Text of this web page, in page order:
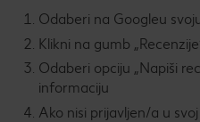
Odaberi na Googleu
Klikni na gumb
Odaberi opciju „Napiši
informaciju
Ako nisi prijavljen/a u